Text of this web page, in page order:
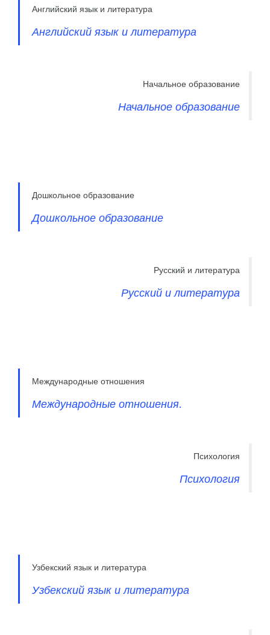
Английский язык и литература
Английский язык и литература
Начальное образование
Начальное образование
Дошкольное образование
Дошкольное образование
Русский и литература
Русский и литература
Международные отношения
Международные отношения.
Психология
Психология
Узбекский язык и литература
Узбекский язык и литература